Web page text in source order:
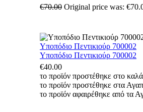
€70.00 Original price was:
Υποπόδιο Πεντικιούρ 700002
Υποπόδιο Πεντικιούρ 700002
€40.00
το προϊόν προστέθηκε στο
το προϊόν προστέθηκε στα
το προϊόν αφαιρέθηκε από τα